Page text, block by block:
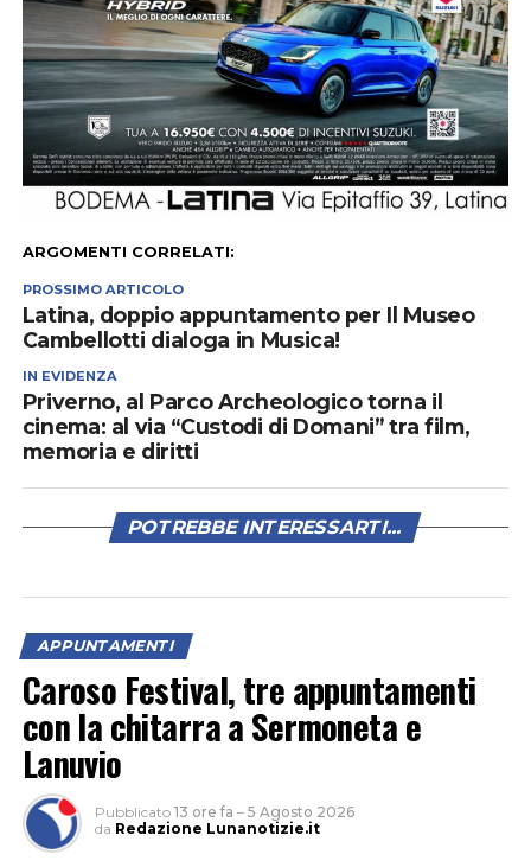
ARGOMENTI CORRELATI:
PROSSIMO ARTICOLO
Latina, doppio appuntamento per Il Museo
Cambellotti dialoga in Musica!
IN EVIDENZA
Priverno, al Parco Archeologico torna il
cinema: al via “Custodi di Domani” tra film,
memoria e diritti
POTREBBE INTERESSARTI...
APPUNTAMENTI
Caroso Festival, tre appuntamenti
con la chitarra a Sermoneta e
Lanuvio
Pubblicato 13 ore fa – 5 Agosto 2026
da Redazione Lunanotizie.it